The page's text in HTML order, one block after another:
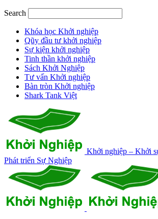
Search
Khóa học Khởi nghiệp
Qũy đầu tư khởi nghiệp
Sự kiện khởi nghiệp
Tinh thần khởi nghiệp
Sách Khởi Nghiệp
Tư vấn Khởi nghiệp
Bàn tròn Khởi nghiệp
Shark Tank Việt
Khởi nghiệp – Khởi
Phát triển Sự Nghiệp